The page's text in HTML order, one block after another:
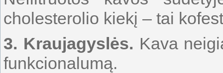
cholesterolio kiekį – tai
3. Kraujagyslės. Kava
funkcionalumą.